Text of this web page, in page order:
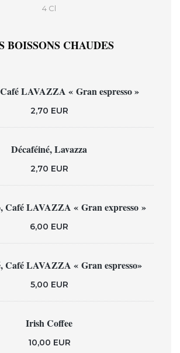
4 Cl
BOISSONS CHAUDES
LAVAZZA « Gran espresso »
2,70 EUR
Décaféiné, Lavazza
2,70 EUR
Café LAVAZZA « Gran expresso »
6,00 EUR
Café LAVAZZA « Gran espresso»
5,00 EUR
Irish Coffee
10,00 EUR